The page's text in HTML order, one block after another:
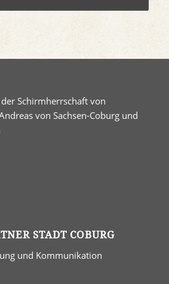
Schirmherrschaft von
von Sachsen-Coburg und
STADT COBURG
und Kommunikation